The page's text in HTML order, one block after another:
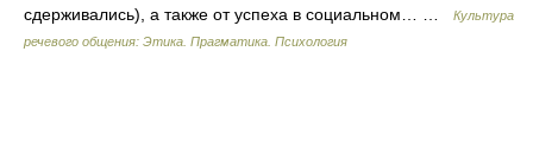
сдерживались), а также от успеха в социальном… …
Культура
речевого общения: Этика. Прагматика. Психология